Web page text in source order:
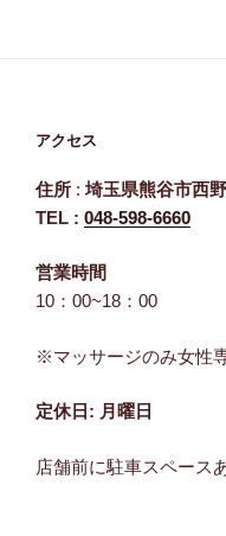
アクセス
住所 :埼玉県熊谷市西
TEL : 048-598-6660
営業時間
10：00~18：00
※マッサージのみ女性
定休日: 月曜日
店舗前に駐車スペース